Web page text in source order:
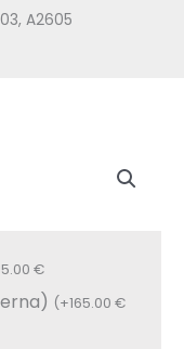
A2605
€
(+165.00€